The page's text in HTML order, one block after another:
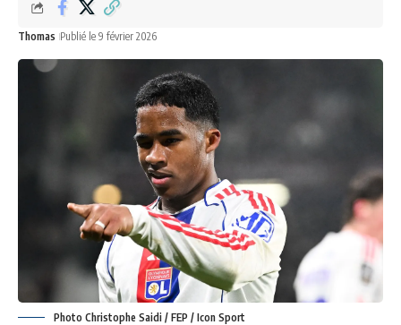
Thomas Publié le 9 février 2026
Photo Christophe Saidi / FEP / Icon Sport